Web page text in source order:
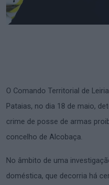
O Comando Territorial de
Pataias, no dia 18 de maio,
crime de posse de armas
concelho de Alcobaça.
No âmbito de uma
doméstica, que decorria há